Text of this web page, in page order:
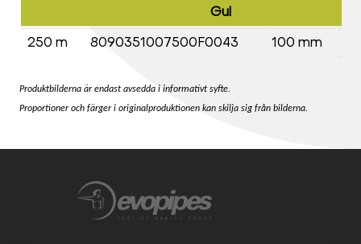
Gul
250 m
8090351007500F0043 100 mm
Produktbilderna är endast avsedda i informativt syfte.
Proportioner och färger i originalproduktionen kan skilja sig från bilderna.